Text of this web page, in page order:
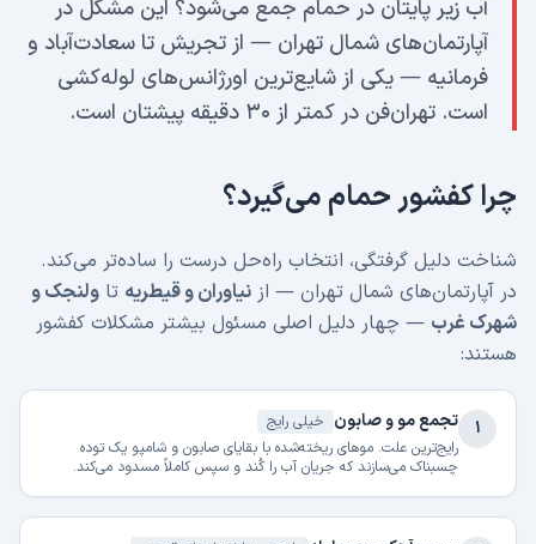
آب زیر پایتان در حمام جمع می‌شود؟ این مشکل در
آپارتمان‌های شمال تهران — از تجریش تا سعادت‌آباد و
فرمانیه — یکی از شایع‌ترین اورژانس‌های لوله‌کشی
است. تهران‌فن در کمتر از ۳۰ دقیقه پیشتان است.
چرا کفشور حمام می‌گیرد؟
شناخت دلیل گرفتگی، انتخاب راه‌حل درست را ساده‌تر می‌کند.
در آپارتمان‌های شمال تهران — از نیاوران و قیطریه تا ولنجک و
شهرک غرب — چهار دلیل اصلی مسئول بیشتر مشکلات کفشور
هستند:
۱ تجمع مو و صابون خیلی رایج
رایج‌ترین علت. موهای ریخته‌شده با بقایای صابون و شامپو یک توده
چسبناک می‌سازند که جریان آب را کُند و سپس کاملاً مسدود می‌کند.